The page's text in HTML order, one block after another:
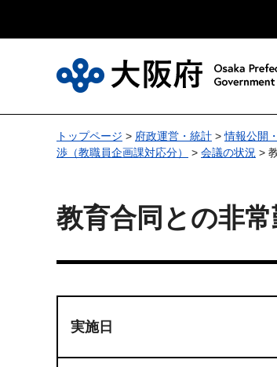
トップページ > 府政運営・統計 >情報公開
渉（教職員企画課対応分）
> 会議の状況 >
教育合同との非
実施日